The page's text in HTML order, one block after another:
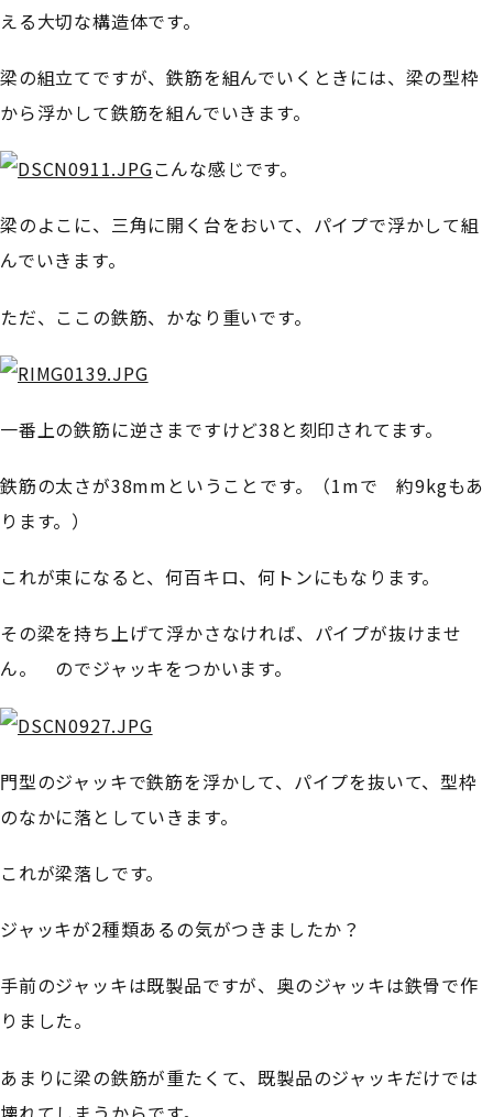
える大切な構造体です。
梁の組立てですが、鉄筋を組んでいくときには、梁の型枠
から浮かして鉄筋を組んでいきます。
こんな感じです。
梁のよこに、三角に開く台をおいて、パイプで浮かして組
んでいきます。
ただ、ここの鉄筋、かなり重いです。
一番上の鉄筋に逆さまですけど38と刻印されてます。
鉄筋の太さが38mmということです。（1mで 約9kgもあ
ります。）
これが束になると、何百キロ、何トンにもなります。
その梁を持ち上げて浮かさなければ、パイプが抜けませ
ん。 のでジャッキをつかいます。
門型のジャッキで鉄筋を浮かして、パイプを抜いて、型枠
のなかに落としていきます。
これが梁落しです。
ジャッキが2種類あるの気がつきましたか？
手前のジャッキは既製品ですが、奥のジャッキは鉄骨で作
りました。
あまりに梁の鉄筋が重たくて、既製品のジャッキだけでは